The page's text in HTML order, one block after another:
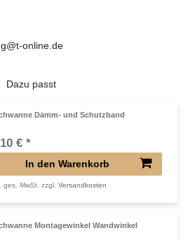
online.de
Dazu passt
Dämm- und Schutzband
€ *
In den Warenkorb
ges. MwSt. zzgl.Versandkosten
Montagewinkel Wandwinkel